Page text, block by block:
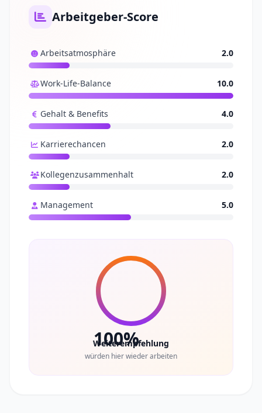
Arbeitgeber-Score
Arbeitsatmosphäre 2.0
Work-Life-Balance 10.0
Gehalt & Benefits 4.0
Karrierechancen 2.0
Kollegenzusammenhalt 2.0
Management 5.0
100%
Weiterempfehlung
würden hier wieder arbeiten